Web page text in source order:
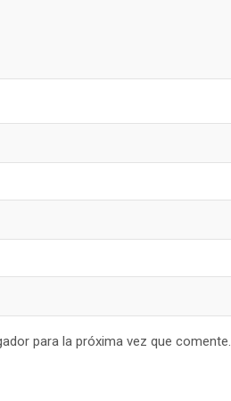
para la próxima vez que comente.